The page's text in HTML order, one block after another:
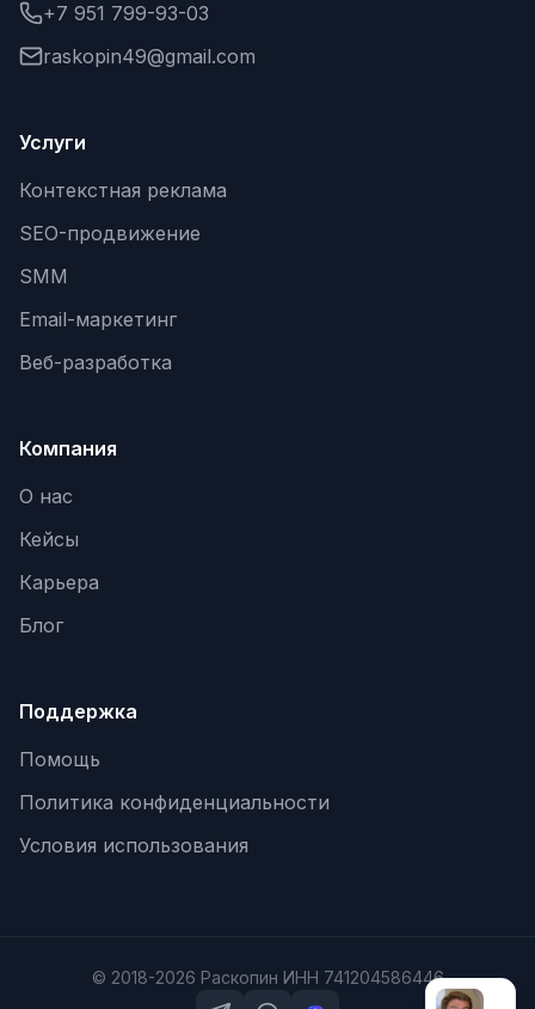
+7 951 799-93-03
raskopin49@gmail.com
Услуги
Контекстная реклама
SEO-продвижение
SMM
Email-маркетинг
Веб-разработка
Компания
О нас
Кейсы
Карьера
Блог
Поддержка
Помощь
Политика конфиденциальности
Условия использования
© 2018-2026 Раскопин ИНН 741204586446